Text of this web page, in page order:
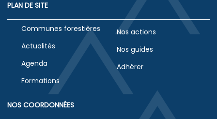
PLAN DE SITE
Communes forestières
Actualités
Agenda
Formations
Nos actions
Nos guides
Adhérer
NOS COORDONNÉES